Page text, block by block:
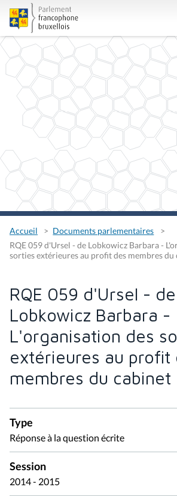
Accueil
Documents parlementaires
RQE 059 d'Ursel - de Lobkowicz Barbara -
sorties extérieures au profit des membres du
RQE 059 d'Ursel - de
Lobkowicz Barbara -
L'organisation des
extérieures au profit
membres du cabinet
Type
Réponse à la question écrite
Session
2014 - 2015